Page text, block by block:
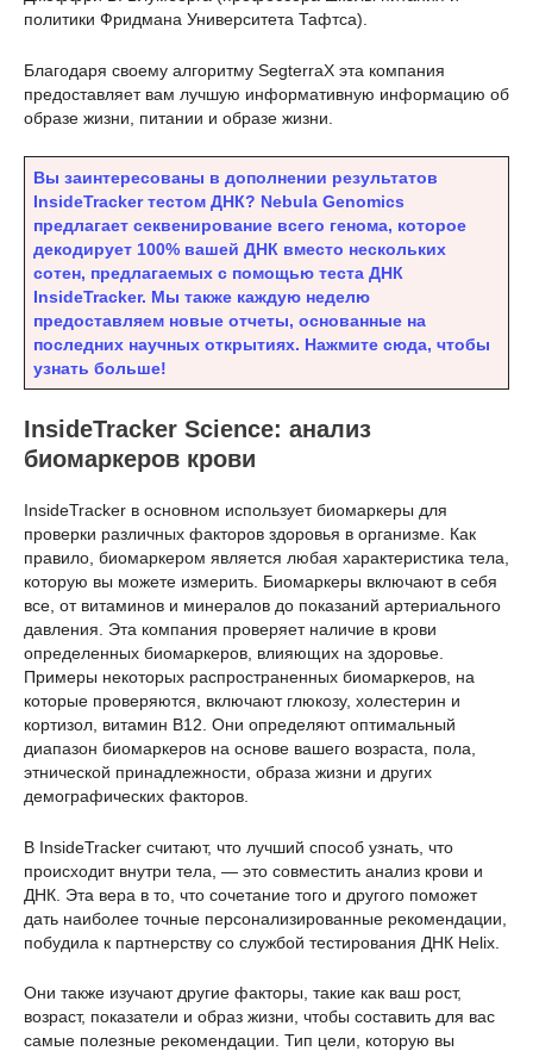
политики Фридмана Университета Тафтса).
Благодаря своему алгоритму SegterraX эта компания
предоставляет вам лучшую информативную информацию об
образе жизни, питании и образе жизни.
Вы заинтересованы в дополнении результатов
InsideTracker тестом ДНК? Nebula Genomics
предлагает секвенирование всего генома, которое
декодирует 100% вашей ДНК вместо нескольких
сотен, предлагаемых с помощью теста ДНК
InsideTracker. Мы также каждую неделю
предоставляем новые отчеты, основанные на
последних научных открытиях. Нажмите сюда, чтобы
узнать больше!
InsideTracker Science: анализ
биомаркеров крови
InsideTracker в основном использует биомаркеры для
проверки различных факторов здоровья в организме. Как
правило, биомаркером является любая характеристика тела,
которую вы можете измерить. Биомаркеры включают в себя
все, от витаминов и минералов до показаний артериального
давления. Эта компания проверяет наличие в крови
определенных биомаркеров, влияющих на здоровье.
Примеры некоторых распространенных биомаркеров, на
которые проверяются, включают глюкозу, холестерин и
кортизол, витамин B12. Они определяют оптимальный
диапазон биомаркеров на основе вашего возраста, пола,
этнической принадлежности, образа жизни и других
демографических факторов.
В InsideTracker считают, что лучший способ узнать, что
происходит внутри тела, — это совместить анализ крови и
ДНК. Эта вера в то, что сочетание того и другого поможет
дать наиболее точные персонализированные рекомендации,
побудила к партнерству со службой тестирования ДНК Helix.
Они также изучают другие факторы, такие как ваш рост,
возраст, показатели и образ жизни, чтобы составить для вас
самые полезные рекомендации. Тип цели, которую вы